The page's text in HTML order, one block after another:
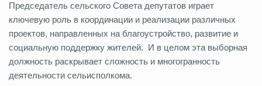
Председатель сельского Совета депутатов играет
ключевую роль в координации и реализации различных
проектов, направленных на благоустройство, развитие и
социальную поддержку жителей. И в целом эта выборная
должность раскрывает сложность и многогранность
деятельности сельисполкома.